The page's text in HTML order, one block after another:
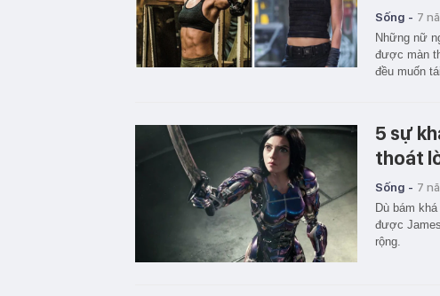
Sống - 7
Những nữ
được màn
đều muốn
5 sự
thoát
Sống - 7
Dù bám
được
rộng.